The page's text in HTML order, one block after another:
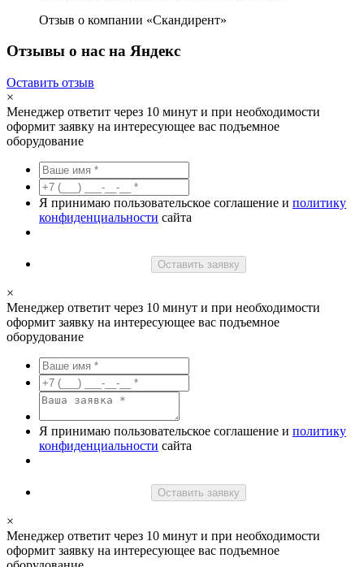
Отзыв о компании «Скандирент»
Отзывы о нас на Яндекс
Оставить отзыв
×
Менеджер ответит через 10 минут и при необходимости
оформит заявку на интересующее вас подъемное
оборудование
Я принимаю пользовательское соглашение и политику
конфиденциальности сайта
Оставить заявку
×
Менеджер ответит через 10 минут и при необходимости
оформит заявку на интересующее вас подъемное
оборудование
Я принимаю пользовательское соглашение и политику
конфиденциальности сайта
Оставить заявку
×
Менеджер ответит через 10 минут и при необходимости
оформит заявку на интересующее вас подъемное